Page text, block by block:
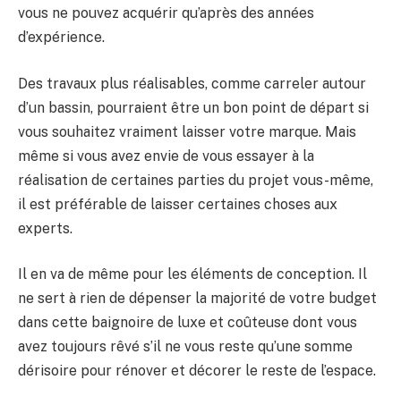
vous ne pouvez acquérir qu’après des années
d’expérience.
Des travaux plus réalisables, comme carreler autour
d’un bassin, pourraient être un bon point de départ si
vous souhaitez vraiment laisser votre marque. Mais
même si vous avez envie de vous essayer à la
réalisation de certaines parties du projet vous-même,
il est préférable de laisser certaines choses aux
experts.
Il en va de même pour les éléments de conception. Il
ne sert à rien de dépenser la majorité de votre budget
dans cette baignoire de luxe et coûteuse dont vous
avez toujours rêvé s’il ne vous reste qu’une somme
dérisoire pour rénover et décorer le reste de l’espace.